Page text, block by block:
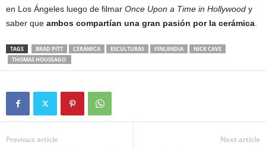
en Los Ángeles luego de filmar Once Upon a Time in Hollywood y
saber que ambos compartían una gran pasión por la cerámica
TAGS BRAD PITT CERÁMICA ESCULTURAS FINLANDIA
NICK CAVE
THOMAS HOUSEAGO
Previous article Next article